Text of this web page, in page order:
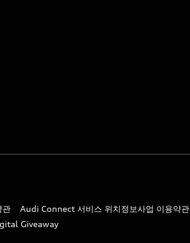
관 Audi Connect 서비스 위치정보사업 이용약관
Giveaway